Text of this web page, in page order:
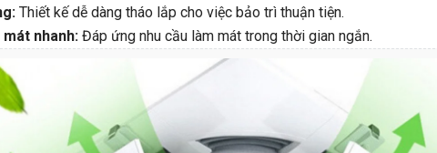
Thiết kế dễ dàng tháo lắp cho việc bảo trì thuận tiện.
mát nhanh:Đáp ứng nhu cầu làm mát trong thời gian ngắn.